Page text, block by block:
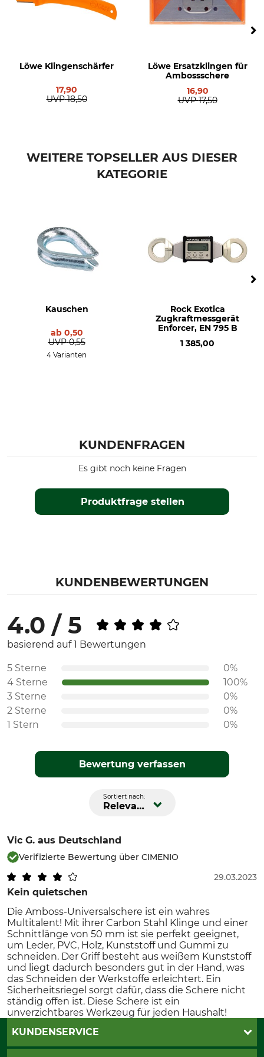
Löwe Klingenschärfer
17,90
UVP 18,50
Löwe Ersatzklingen für
Ambossschere
16,90
UVP 17,50
WEITERE TOPSELLER AUS DIESER
KATEGORIE
Kauschen
ab 0,50
UVP 0,55
4 Varianten
Rock Exotica
Zugkraftmessgerät
Enforcer, EN 795 B
1 385,00
KUNDENFRAGEN
Produktfrage stellen
Es gibt noch keine Fragen
KUNDENBEWERTUNGEN
4.0 / 5
basierend auf 1 Bewertungen
5 Sterne
0%
4 Sterne
100%
3 Sterne
0%
2 Sterne
0%
1 Stern
0%
Bewertung verfassen
Sortiert nach:
Relevanz
Vic G. aus Deutschland
Verifizierte Bewertung über CIMENIO
Kein quietschen
29.03.2023
Die Amboss-Universalschere ist ein wahres
Multitalent! Mit ihrer Carbon Stahl Klinge und einer
Schnittlänge von 50 mm ist sie perfekt geeignet,
um Leder, PVC, Holz, Kunststoff und Gummi zu
schneiden. Der Griff besteht aus weißem Kunststoff
und liegt dadurch besonders gut in der Hand, was
das Schneiden der Werkstoffe erleichtert. Ein
Sicherheitsriegel sorgt dafür, dass die Schere nicht
ständig offen ist. Diese Schere ist ein
unverzichtbares Werkzeug für jeden Haushalt!
KUNDENSERVICE